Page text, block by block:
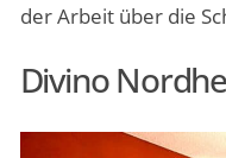
der Arbeit über die
Divino